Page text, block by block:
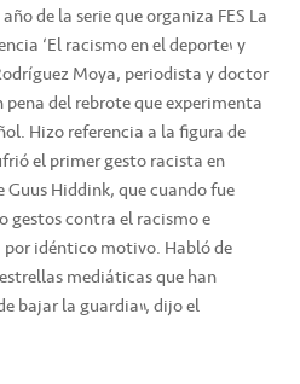
de la serie que organiza FES La
‘El racismo en el deporte’ y
Moya, periodista y doctor
del rebrote que experimenta
Hizo referencia a la figura de
el primer gesto racista en
Hiddink, que cuando fue
gestos contra el racismo e
idéntico motivo. Habló de
mediáticas que han
bajar la guardia”, dijo el